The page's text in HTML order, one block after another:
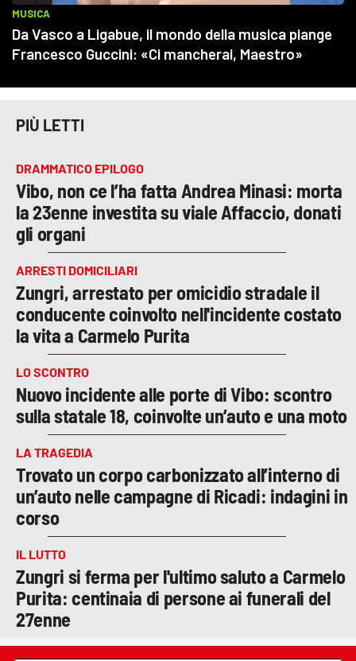
PIÙ LETTI
DRAMMATICO EPILOGO
Vibo, non ce l’ha fatta Andrea Minasi: morta
la 23enne investita su viale Affaccio, donati
gli organi
ARRESTI DOMICILIARI
Zungri, arrestato per omicidio stradale il
conducente coinvolto nell'incidente costato
la vita a Carmelo Purita
LO SCONTRO
Nuovo incidente alle porte di Vibo: scontro
sulla statale 18, coinvolte un’auto e una moto
LA TRAGEDIA
Trovato un corpo carbonizzato all’interno di
un’auto nelle campagne di Ricadi: indagini in
corso
IL LUTTO
Zungri si ferma per l'ultimo saluto a Carmelo
Purita: centinaia di persone ai funerali del
27enne